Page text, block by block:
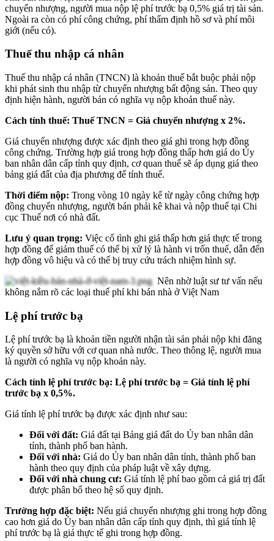
chuyển nhượng, người mua nộp lệ phí trước bạ 0,5% giá trị tài sản.
Ngoài ra còn có phí công chứng, phí thẩm định hồ sơ và phí môi
giới (nếu có).
Thuế thu nhập cá nhân
Thuế thu nhập cá nhân (TNCN) là khoản thuế bắt buộc phải nộp
khi phát sinh thu nhập từ chuyển nhượng bất động sản. Theo quy
định hiện hành, người bán có nghĩa vụ nộp khoản thuế này.
Cách tính thuế: Thuế TNCN = Giá chuyển nhượng x 2%.
Giá chuyển nhượng được xác định theo giá ghi trong hợp đồng
công chứng. Trường hợp giá trong hợp đồng thấp hơn giá do Ủy
ban nhân dân cấp tỉnh quy định, cơ quan thuế sẽ áp dụng giá theo
bảng giá đất của địa phương để tính thuế.
Thời điểm nộp: Trong vòng 10 ngày kể từ ngày công chứng hợp
đồng chuyển nhượng, người bán phải kê khai và nộp thuế tại Chi
cục Thuế nơi có nhà đất.
Lưu ý quan trọng: Việc cố tình ghi giá thấp hơn giá thực tế trong
hợp đồng để giảm thuế có thể bị xử lý là hành vi trốn thuế, dẫn đến
hợp đồng vô hiệu và có thể bị truy cứu trách nhiệm hình sự.
Nên nhờ luật sư tư vấn nếu
không nắm rõ các loại thuế phí khi bán nhà ở Việt Nam
Lệ phí trước bạ
Lệ phí trước bạ là khoản tiền người nhận tài sản phải nộp khi đăng
ký quyền sở hữu với cơ quan nhà nước. Theo thông lệ, người mua
là người có nghĩa vụ nộp khoản này.
Cách tính lệ phí trước bạ: Lệ phí trước bạ = Giá tính lệ phí
trước bạ x 0,5%.
Giá tính lệ phí trước bạ được xác định như sau:
Đối với đất: Giá đất tại Bảng giá đất do Ủy ban nhân dân
tỉnh, thành phố ban hành.
Đối với nhà: Giá do Ủy ban nhân dân tỉnh, thành phố ban
hành theo quy định của pháp luật về xây dựng.
Đối với nhà chung cư: Giá tính lệ phí bao gồm cả giá trị đất
được phân bổ theo hệ số quy định.
Trường hợp đặc biệt: Nếu giá chuyển nhượng ghi trong hợp đồng
cao hơn giá do Ủy ban nhân dân cấp tỉnh quy định, thì giá tính lệ
phí trước bạ là giá thực tế ghi trong hợp đồng.